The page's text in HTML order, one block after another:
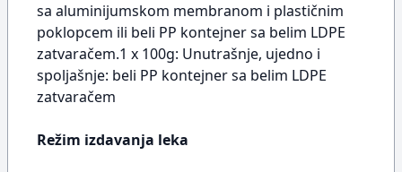
sa aluminijumskom membranom i plastičnim
poklopcem ili beli PP kontejner sa belim LDPE
zatvaračem.1 x 100g: Unutrašnje, ujedno i
spoljašnje: beli PP kontejner sa belim LDPE
zatvaračem
Režim izdavanja leka